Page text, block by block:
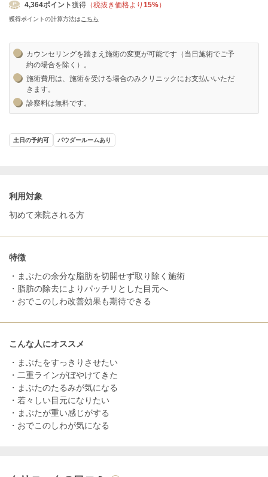
4,364ポイント獲得 （税抜き価格より 15%）
獲得ポイントの計算方法はこちら
カウンセリングを踏まえ施術の変更が可能です（当日施術でご予
約の場合を除く）。
施術費用は、施術を受ける場合のみクリニックにお支払いいただ
きます。
診察料は無料です。
土日の予約可 パウダールームあり
利用対象
初めて来院される方
特徴
・まぶたの余分な脂肪を切開せず取り除く施術
・脂肪の除去によりパッチリとした目元へ
・おでこのしわ改善効果も期待できる
こんな人にオススメ
・まぶたをすっきりさせたい
・二重ラインがぼやけてきた
・まぶたのたるみが気になる
・若々しい目元になりたい
・まぶたが重い感じがする
・おでこのしわが気になる